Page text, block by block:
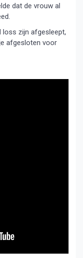
dat de vrouw al
loss zijn afgesleept,
afgesloten voor